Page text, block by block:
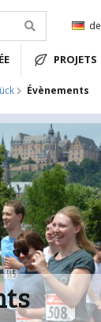
de
PROJETS
Évènements